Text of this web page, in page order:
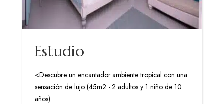
Estudio
<Descubre un encantador ambiente tropical con una
sensación de lujo (45m2 - 2 adultos y 1 niño de 10
años)